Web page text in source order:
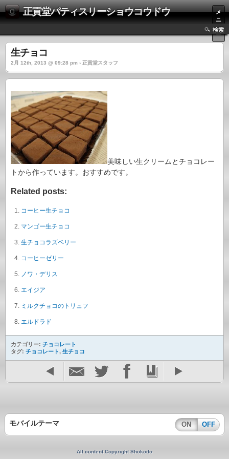
正貢堂パティスリーショウコウドウ
メ
ニ
ュ
ー
検索
生チョコ
2月 12th, 2013 @ 09:28 pm › 正貢堂スタッフ
美味しい生クリームとチョコレー
トから作っています。おすすめです。
Related posts:
コーヒー生チョコ
マンゴー生チョコ
生チョコラズベリー
コーヒーゼリー
ノワ・デリス
エイジア
ミルクチョコのトリュフ
エルドラド
カテゴリー: チョコレート
タグ: チョコレート, 生チョコ
モバイルテーマ ON OFF
All content Copyright Shokodo